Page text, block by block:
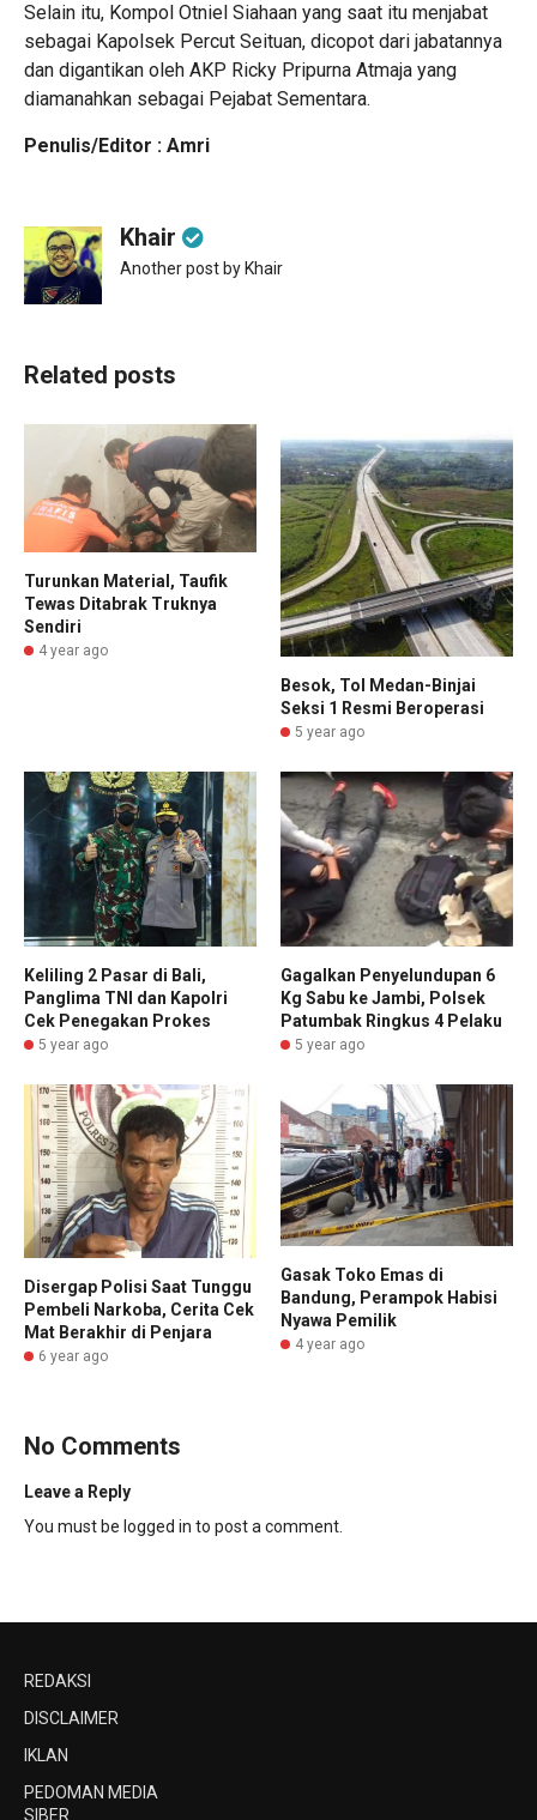
Selain itu, Kompol Otniel Siahaan yang saat itu menjabat
sebagai Kapolsek Percut Seituan, dicopot dari jabatannya
dan digantikan oleh AKP Ricky Pripurna Atmaja yang
diamanahkan sebagai Pejabat Sementara.
Penulis/Editor : Amri
Khair
Another post by Khair
Related posts
Turunkan Material, Taufik
Tewas Ditabrak Truknya
Sendiri
4 year ago
Besok, Tol Medan-Binjai
Seksi 1 Resmi Beroperasi
5 year ago
Keliling 2 Pasar di Bali,
Panglima TNI dan Kapolri
Cek Penegakan Prokes
5 year ago
Gagalkan Penyelundupan 6
Kg Sabu ke Jambi, Polsek
Patumbak Ringkus 4 Pelaku
5 year ago
Disergap Polisi Saat Tunggu
Pembeli Narkoba, Cerita Cek
Mat Berakhir di Penjara
6 year ago
Gasak Toko Emas di
Bandung, Perampok Habisi
Nyawa Pemilik
4 year ago
No Comments
Leave a Reply
You must be logged in to post a comment.
REDAKSI
DISCLAIMER
IKLAN
PEDOMAN MEDIA
SIBER